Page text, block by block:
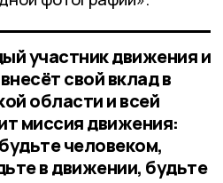
участник движения и
свой вклад в
области и всей
миссия движения:
человеком,
в движении, будьте